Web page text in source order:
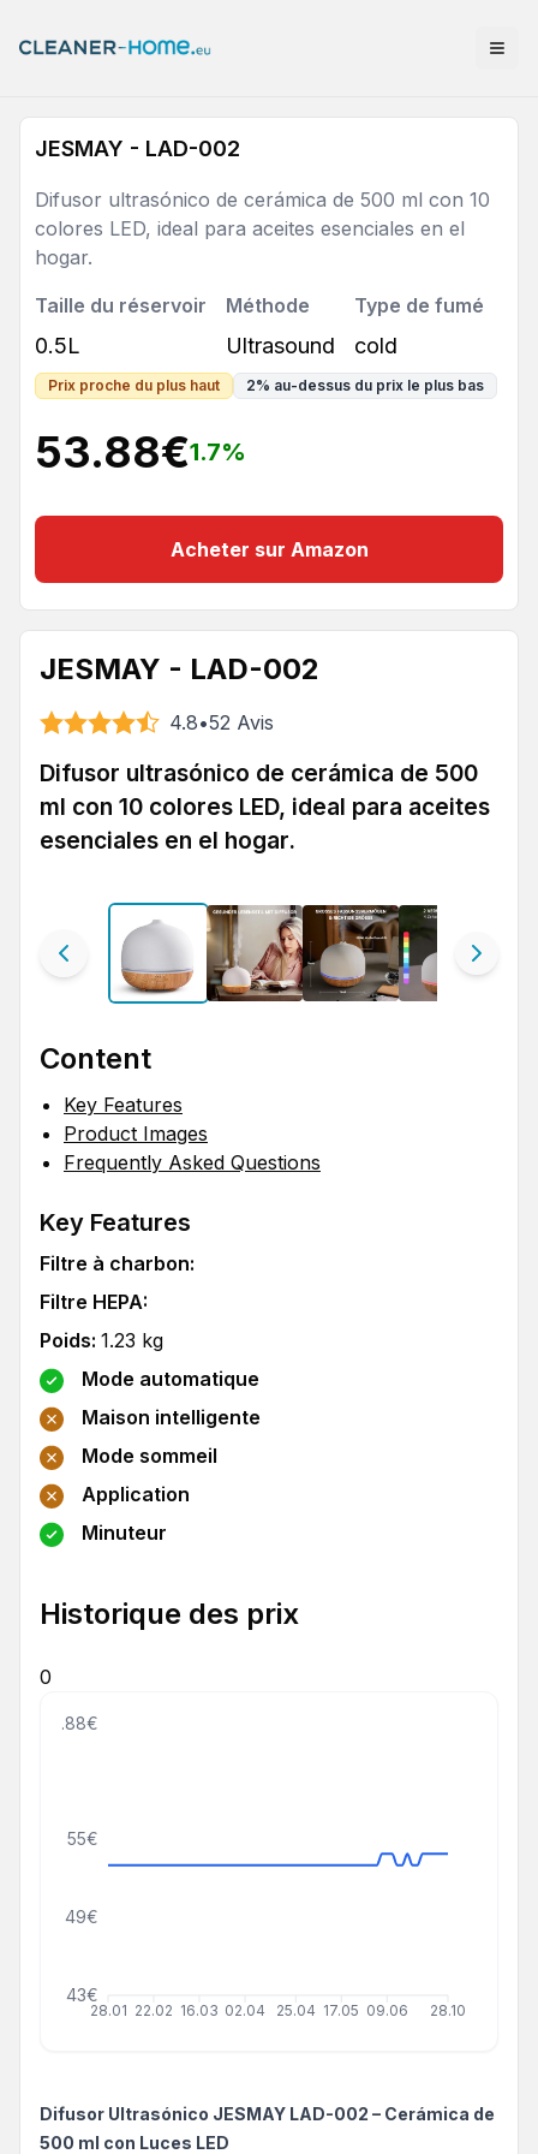
JESMAY - LAD-002
Difusor ultrasónico de cerámica de 500 ml con 10
colores LED, ideal para aceites esenciales en el
hogar.
Taille du réservoir
0.5L
Méthode
Ultrasound
Type de fumé
cold
Prix proche du plus haut 2% au-dessus du prix le plus bas
53.88€1.7%
Acheter sur Amazon
JESMAY - LAD-002
4.8•52 Avis
Difusor ultrasónico de cerámica de 500
ml con 10 colores LED, ideal para aceites
esenciales en el hogar.
Content
Key Features
Product Images
Frequently Asked Questions
Key Features
Filtre à charbon:
Filtre HEPA:
Poids: 1.23 kg
Mode automatique
Maison intelligente
Mode sommeil
Application
Minuteur
Historique des prix
0
28.01 22.02 16.03 02.04 25.04 17.05 09.06 28.10
43€
49€
55€
63.88€
Difusor Ultrasónico JESMAY LAD-002 – Cerámica de
500 ml con Luces LED